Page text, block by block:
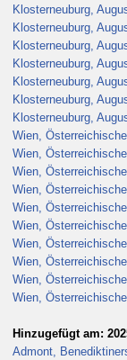
Klosterneuburg,
Klosterneuburg,
Klosterneuburg,
Klosterneuburg,
Klosterneuburg,
Klosterneuburg,
Klosterneuburg,
Wien,
Wien,
Wien,
Wien,
Wien,
Wien,
Wien,
Wien,
Wien,
Wien,
Hinzugefügt am:
Admont,